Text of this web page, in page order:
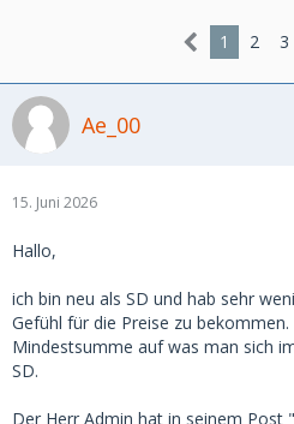
1 2 3
Ae_00
15. Juni 2026
Hallo,
ich bin neu als SD und hab sehr
Gefühl für die Preise zu
Mindestsumme auf was man sich
SD.
Der Herr Admin hat in seinem Post